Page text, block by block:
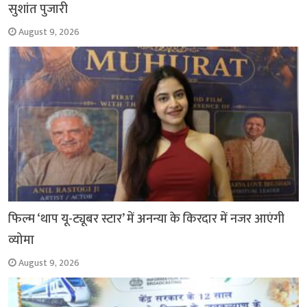
सुशांत पुजारी
August 9, 2026
फिल्म ‘थाप यू-ट्यूबर स्टार’ में अनन्या के किरदार में नजर आएंगी
व्योमा
August 9, 2026